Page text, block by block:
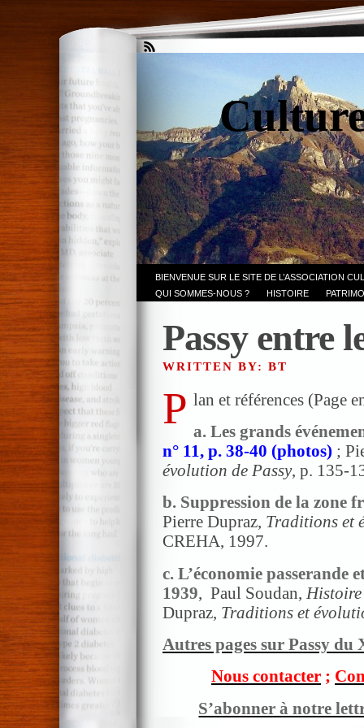
BIENVENUE SUR LE SITE DE L’ASSOCIATION
QUI SOMMES-NOUS ?
HISTOIRE
Passy entre
WRITTEN BY: BT
P lan et références (Page
a. Les grands
n° 11, p. 38-40 (photos) ;
évolution de Passy, p. 135-
b. Suppression de la zone
Pierre Dupraz, Traditions et
CREHA, 1997.
c. L’économie passerande
1939, Paul Soudan, Histoire
Dupraz, Traditions et
Autres pages sur Passy du
Nous contacter ;
S’abonner à notre